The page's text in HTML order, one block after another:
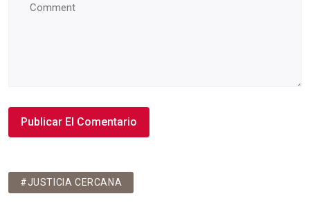
#JUSTICIA CERCANA